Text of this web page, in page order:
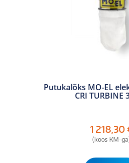
Putukalõks MO-EL
CRI TURBINE
1 218,30
(koos KM-